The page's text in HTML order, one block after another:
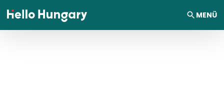
Ugrás a tartalomhoz MENÜ